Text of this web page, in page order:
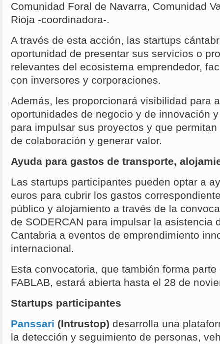
Comunidad Foral de Navarra, Comunidad
Rioja -coordinadora-.
A través de esta acción, las startups
oportunidad de presentar sus servicios o
relevantes del ecosistema emprendedor,
con inversores y corporaciones.
Además, les proporcionará visibilidad para
oportunidades de negocio y de innovación
para impulsar sus proyectos y que
de colaboración y generar valor.
Ayuda para gastos de transporte,
Las startups participantes pueden optar a
euros para cubrir los gastos
público y alojamiento a través de la
de SODERCAN para impulsar la asistencia
Cantabria a eventos de emprendimiento
internacional.
Esta convocatoria, que también forma
FABLAB, estará abierta hasta el 28 de
Startups participantes
Panssari (Intrustop) desarrolla una
la detección y seguimiento de personas,